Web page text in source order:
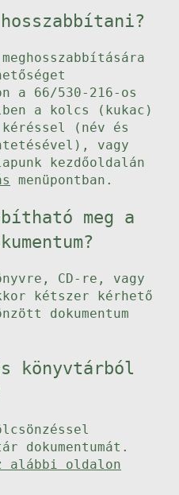
a 66/530-216-os
a kolcs (kukac)
(név és
vagy
kezdőoldalán
menüpontban.
meg a
CD-re, vagy
kétszer kérhető
dokumentum
könyvtárból
dokumentumát.
alábbi oldalon